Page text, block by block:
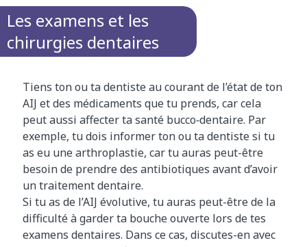
Les examens et les
chirurgies dentaires
Tiens ton ou ta dentiste au courant de l’état de ton
AIJ et des médicaments que tu prends, car cela
peut aussi affecter ta santé bucco‑dentaire. Par
exemple, tu dois informer ton ou ta dentiste si tu
as eu une arthroplastie, car tu auras peut-être
besoin de prendre des antibiotiques avant d’avoir
un traitement dentaire.
Si tu as de l’AIJ évolutive, tu auras peut-être de la
difficulté à garder ta bouche ouverte lors de tes
examens dentaires. Dans ce cas, discutes-en avec